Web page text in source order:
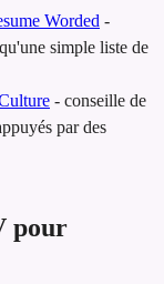
Worded -
simple liste de
- conseille de
par des
pour